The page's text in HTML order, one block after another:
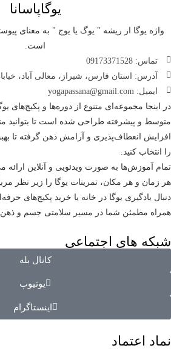
یوگاپاسانا
واژه یوگا از ریشه " یوگ یا یوج " به معنای
است.
تماس: 09173371528
آدرس: استان فارس، شیراز، معالی آباد،
ایمیل: yogapassana@gmail.com
در اینجا مجموعه‌ای متنوع از دوره‌ها و پکیج‌های
متوسط و پیشرفته طراحی شده است تا بتوانید
افزایش انعطاف‌پذیری و آرامش ذهن گرفته تا
را انتخاب کنید.
تمام آموزش‌ها به صورت ویدئویی و آنلاین ارائه
هر زمان و هر مکان، تمرینات یوگا را زیر نظر
دنبال یادگیری یوگا در خانه یا خرید پکیج‌های
همراه مطمئن شما در مسیر سلامتی جسم و ذهن
شبکه های اجتماعی
کانال بله
یوتیوب
اینستاگرام
نماد اعتماد